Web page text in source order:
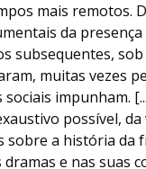
mais remotos.
da
subsequentes,
muitas vezes
sociais impunham.
possível, da
a história da
e nas suas